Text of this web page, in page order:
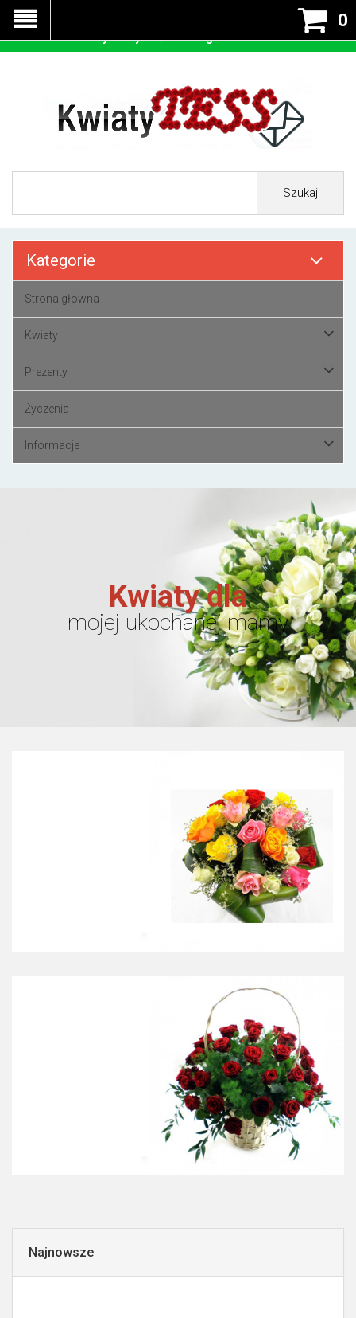
0
Szukaj
Kategorie
Strona główna
Kwiaty
Prezenty
Życzenia
Informacje
Kwiaty dla
mojej ukochanej mamy
Najnowsze
Nasza strona korzysta z cookies - czyli tzw ciastek w celu
prawidłowego działania. Zaakceptuj przyjmowanie cookies
aby korzystać z naszego serwisu.